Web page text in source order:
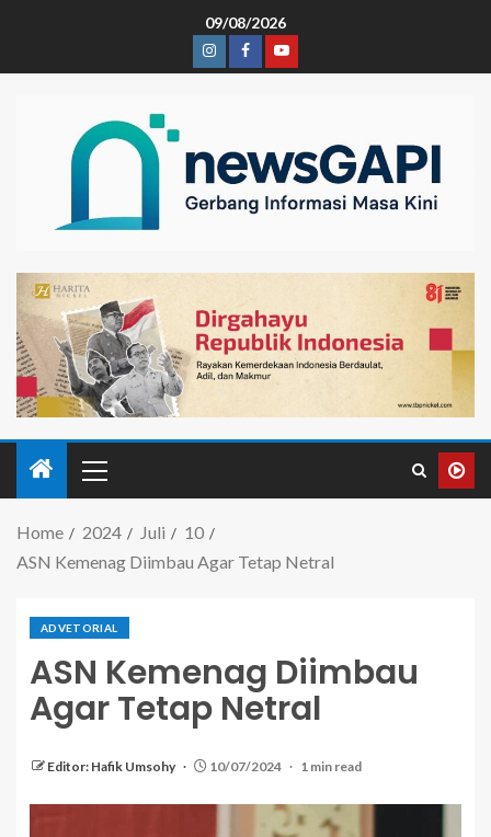
09/08/2026
Home 2024 Juli
10
ASN Kemenag Diimbau Agar Tetap Netral
ADVETORIAL
ASN Kemenag Diimbau
Agar Tetap Netral
Editor: Hafik Umsohy 10/07/2024 1 min read